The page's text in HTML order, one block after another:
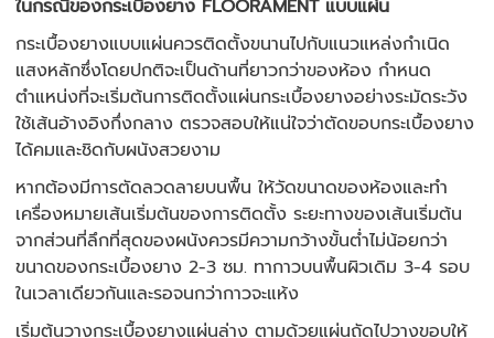
ในกรณีของกระเบื้องยาง FLOORAMENT แบบแผ่น
กระเบื้องยางแบบแผ่นควรติดตั้งขนานไปกับแนวแหล่งกำเนิด
แสงหลักซึ่งโดยปกติจะเป็นด้านที่ยาวกว่าของห้อง กำหนด
ตำแหน่งที่จะเริ่มต้นการติดตั้งแผ่นกระเบื้องยางอย่างระมัดระวัง
ใช้เส้นอ้างอิงกึ่งกลาง ตรวจสอบให้แน่ใจว่าตัดขอบกระเบื้องยาง
ได้คมและชิดกับผนังสวยงาม
หากต้องมีการตัดลวดลายบนพื้น ให้วัดขนาดของห้องและทำ
เครื่องหมายเส้นเริ่มต้นของการติดตั้ง ระยะทางของเส้นเริ่มต้น
จากส่วนที่ลึกที่สุดของผนังควรมีความกว้างขั้นต่ำไม่น้อยกว่า
ขนาดของกระเบื้องยาง 2-3 ซม. ทากาวบนพื้นผิวเดิม 3-4 รอบ
ในเวลาเดียวกันและรอจนกว่ากาวจะแห้ง
เริ่มต้นวางกระเบื้องยางแผ่นล่าง ตามด้วยแผ่นถัดไปวางขอบให้